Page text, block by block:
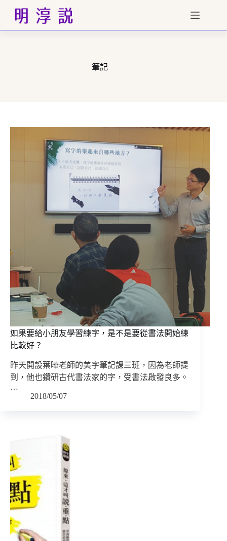
主
筆記
如果要給小朋友學習練字，是不是要從書法開始練
比較好？
昨天開設葉曄老師的美字筆記課三班，因為老師提
到，他也鑽研古代書法家的字，受書法啟發良多。
…
2018/05/07